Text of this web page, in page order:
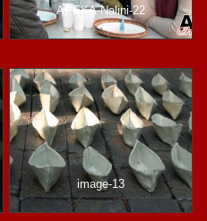
APEKA-Nalini-22
image-13